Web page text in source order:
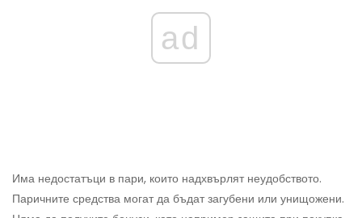
ad
Има недостатъци в пари, които надхвърлят неудобството.
Паричните средства могат да бъдат загубени или унищожени.